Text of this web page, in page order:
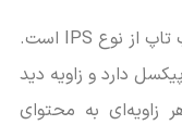
صفحه نمایش 16 اینچی WQXGA این لپ تاپ از نوع IPS است.
این صفحه نمایش رزولوشن 2560×1600 پیکسل دارد و زاویه دید
زاویه‌ای به محتوای